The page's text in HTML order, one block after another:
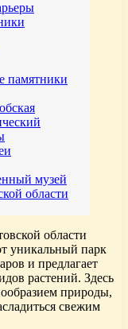
памятники
музей
области
области
уникальный парк
и предлагает
растений. Здесь
природы,
свежим